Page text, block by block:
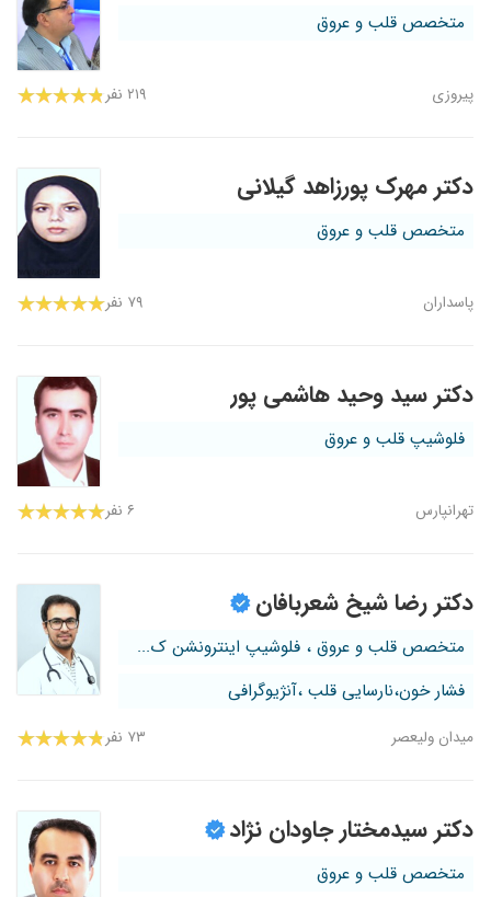
متخصص قلب و عروق
پیروزی ۲۱۹ نفر
دکتر مهرک پورزاهد گیلانی
متخصص قلب و عروق
پاسداران ۷۹ نفر
دکتر سید وحید هاشمی پور
فلوشیپ قلب و عروق
تهرانپارس ۶ نفر
دکتر رضا شیخ شعربافان
متخصص قلب و عروق ، فلوشیپ اینترونشن ک...
فشار خون،نارسایی قلب ،آنژیوگرافی
میدان ولیعصر ۷۳ نفر
دکتر سیدمختار جاودان نژاد
متخصص قلب و عروق